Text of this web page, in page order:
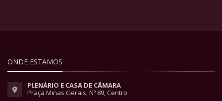
ONDE ESTAMOS
PLENÁRIO E CASA DE CÂMARA
Praça Minas Gerais, Nº 89, Centro